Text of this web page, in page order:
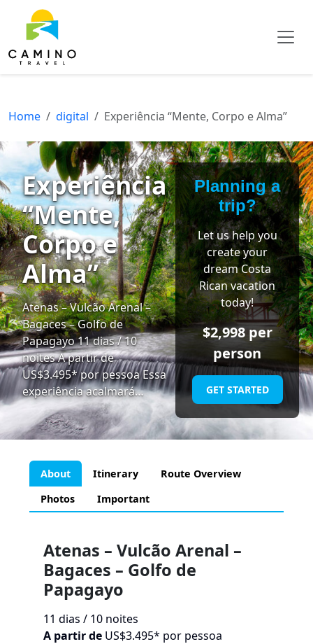
Home digital Experiência “Mente, Corpo e Alma”
Experiência
“Mente,
Corpo e
Alma”
Atenas – Vulcão Arenal –
Bagaces – Golfo de
Papagayo 11 dias / 10
noites A partir de
US$3.495* por pessoa Essa
experiência acalmará…
Planning a
trip?
Let us help you
create your
dream Costa
Rican vacation
today!
$2,998per
person
GET STARTED
About Itinerary
Route Overview
Photos
Important
Atenas – Vulcão Arenal –
Bagaces – Golfo de
Papagayo
11 dias / 10 noites
A partir de US$3.495* por pessoa